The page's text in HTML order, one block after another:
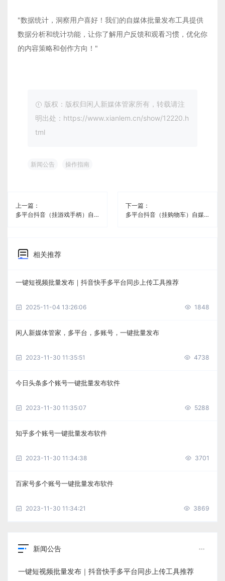
"数据统计，洞察用户喜好！我们的自媒体批量发布工具提供
数据分析和统计功能，让你了解用户反馈和观看习惯，优化你
的内容策略和创作方向！"
版权：版权归闲人新媒体管家所有，转载请注
明出处：https://www.xianlem.cn/show/12220.h
tml
新闻公告 操作指南
上一篇：
多平台抖音（挂游戏手柄）自媒体同步工具《闲人新媒体管家》
下一篇：
多平台抖音（挂购物车）自媒体同步工具《闲人新媒体管家》
相关推荐
一键短视频批量发布｜抖音快手多平台同步上传工具推荐
2025-11-04 13:26:06 1848
闲人新媒体管家，多平台，多账号，一键批量发布
2023-11-30 11:35:51 4738
今日头条多个账号一键批量发布软件
2023-11-30 11:35:07 5288
知乎多个账号一键批量发布软件
2023-11-30 11:34:38 3701
百家号多个账号一键批量发布软件
2023-11-30 11:34:21 3869
新闻公告
一键短视频批量发布｜抖音快手多平台同步上传工具推荐